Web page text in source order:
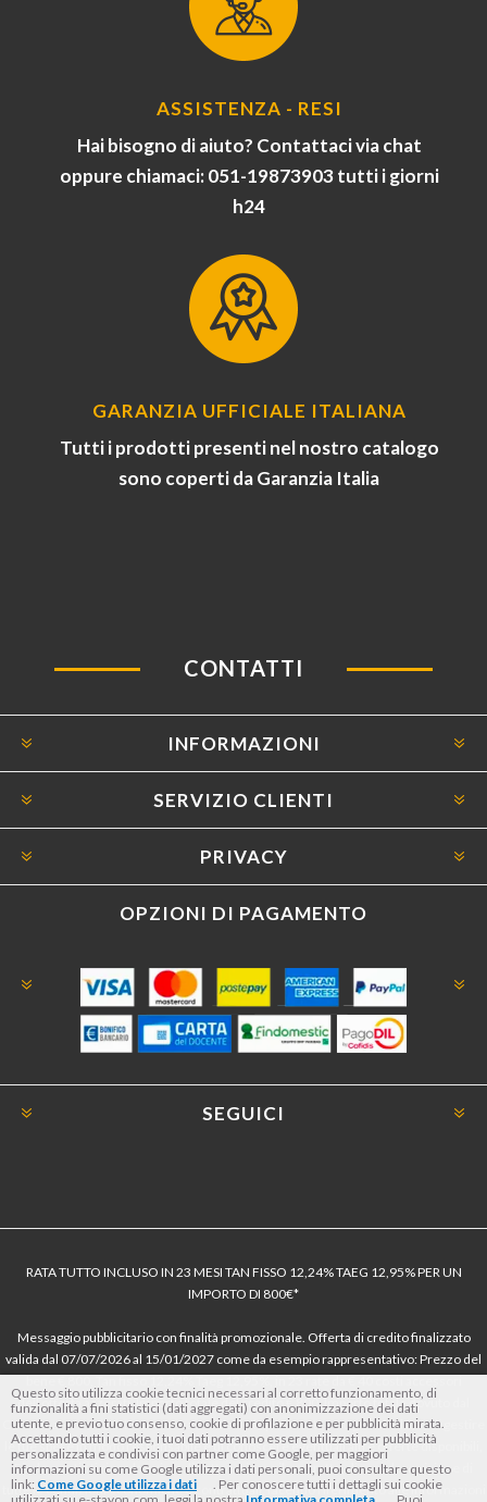
ASSISTENZA - RESI
Hai bisogno di aiuto? Contattaci via chat
oppure chiamaci: 051-19873903 tutti i giorni
h24
GARANZIA UFFICIALE ITALIANA
Tutti i prodotti presenti nel nostro catalogo
sono coperti da Garanzia Italia
CONTATTI
INFORMAZIONI
SERVIZIO CLIENTI
PRIVACY
OPZIONI DI PAGAMENTO
SEGUICI
RATA TUTTO INCLUSO IN 23 MESI TAN FISSO 12,24% TAEG 12,95% PER UN
IMPORTO DI 800€*
Messaggio pubblicitario con finalità promozionale. Offerta di credito finalizzato
valida dal 07/07/2026 al 15/01/2027 come da esempio rappresentativo: Prezzo del
dell’offerta azzerati. Importo totale del credito € 800. Importo totale dovuto dal
Consumatore € 920. Decorrenza media della prima rata a 90 giorni. Al fine di gestire
le tue spese in modo responsabile e di conoscere eventuali altre offerte disponibili,
Findomestic ti ricorda, prima di sottoscrivere il contratto, di prendere visione di
tutte le condizioni economiche e contrattuali, facendo riferimento alle Informazioni
Questo sito utilizza cookie tecnici necessari al corretto funzionamento, di
funzionalità a fini statistici (dati aggregati) con anonimizzazione dei dati
utente, e previo tuo consenso, cookie di profilazione e per pubblicità mirata.
Accettando tutti i cookie, i tuoi dati potranno essere utilizzati per pubblicità
personalizzata e condivisi con partner come Google, per maggiori
informazioni su come Google utilizza i dati personali, puoi consultare questo
link: Come Google utilizza i dati
. Per conoscere tutti i dettagli sui cookie